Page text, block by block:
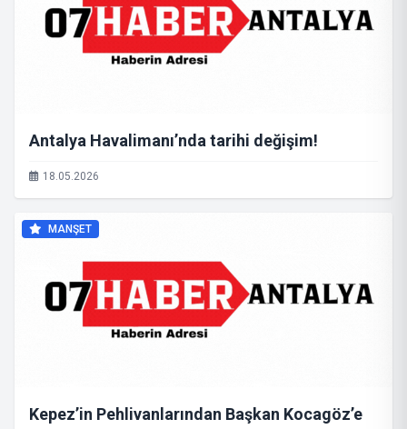
Antalya Havalimanı’nda tarihi değişim!
18.05.2026
MANŞET
Kepez’in Pehlivanlarından Başkan Kocagöz’e